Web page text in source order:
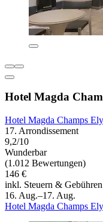
Hotel Magda
Hotel Magda Champs
17. Arrondissement
9,2/10
Wunderbar
(1.012 Bewertungen)
146 €
inkl. Steuern & Gebühren
16. Aug.–17. Aug.
Hotel Magda Champs